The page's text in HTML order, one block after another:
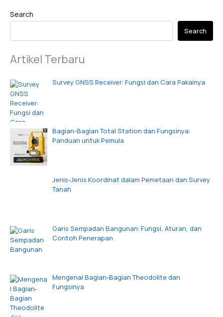
Search
Search
Artikel Terbaru
Survey GNSS Receiver: Fungsi dan Cara Pakainya
Bagian-Bagian Total Station dan Fungsinya:
Panduan untuk Pemula
Jenis-Jenis Koordinat dalam Pemetaan dan Survey
Tanah
Garis Sempadan Bangunan: Fungsi, Aturan, dan
Contoh Penerapan
Mengenal Bagian-Bagian Theodolite dan
Fungsinya